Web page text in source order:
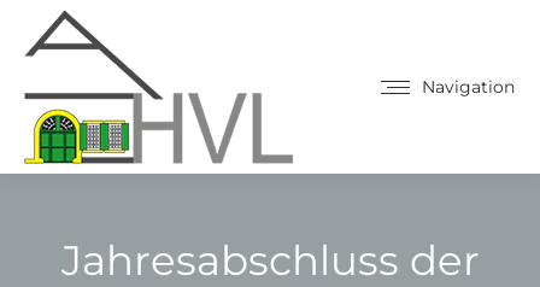
Navigation
Jahresabschluss der